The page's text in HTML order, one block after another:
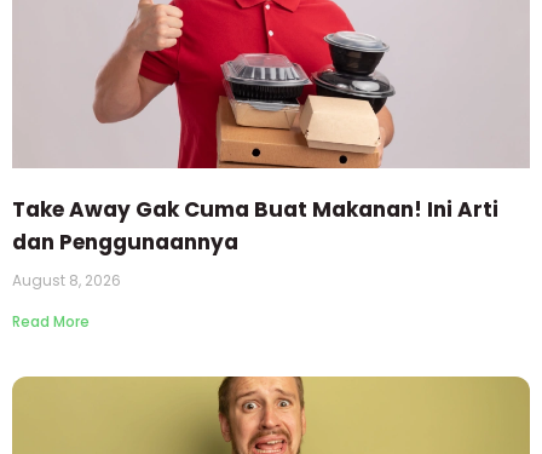
Take Away Gak Cuma Buat Makanan! Ini Arti
dan Penggunaannya
August 8, 2026
Read More